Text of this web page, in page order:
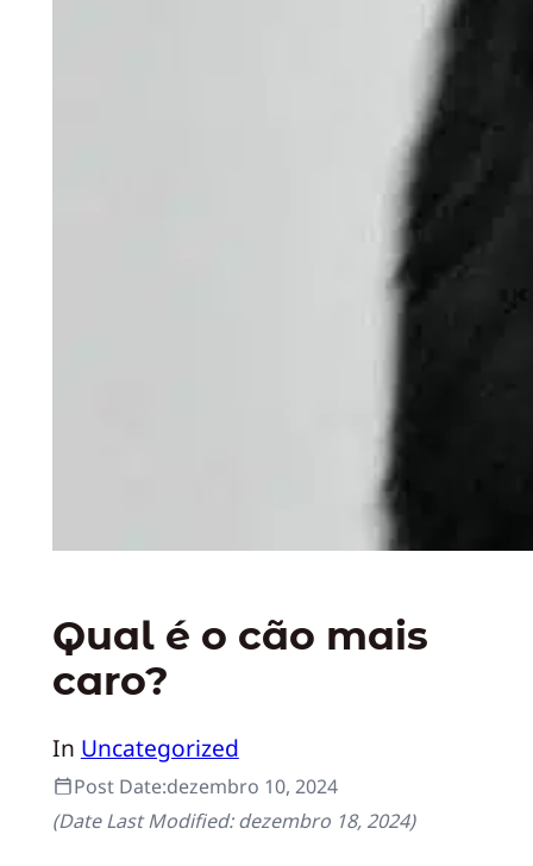
Qual é o cão mais
caro?
In Uncategorized
Post Date:dezembro 10, 2024
(Date Last Modified:dezembro 18, 2024)